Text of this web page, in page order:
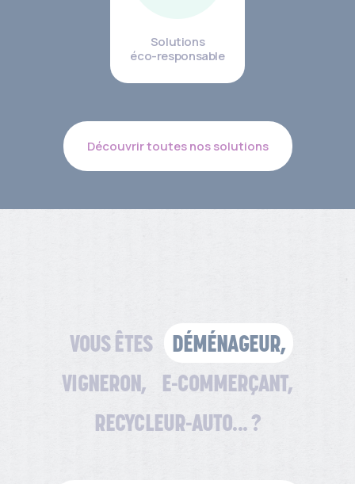
Solutions
éco-responsable
Découvrir toutes nos solutions
VOUS ÊTES
DÉMÉNAGEUR,
VIGNERON,
E-COMMERÇANT,
RECYCLEUR-AUTO... ?